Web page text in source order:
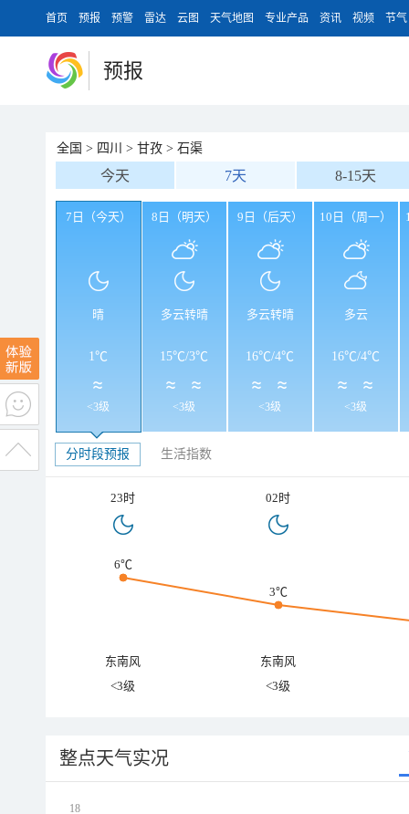
首页 预报 预警 雷达 云图 天气地图 专业产品 资讯 视频 节气
预报
全国 > 四川 > 甘孜 > 石渠
今天 7天 8-15天
7日（今天）
晴
1℃
<3级
8日（明天）
多云转晴
15℃/3℃
<3级
9日（后天）
多云转晴
16℃/4℃
<3级
10日（周一）
多云
16℃/4℃
<3级
分时段预报 生活指数
23时 02时
6℃
3℃
东南风
东南风
<3级
<3级
整点天气实况
18